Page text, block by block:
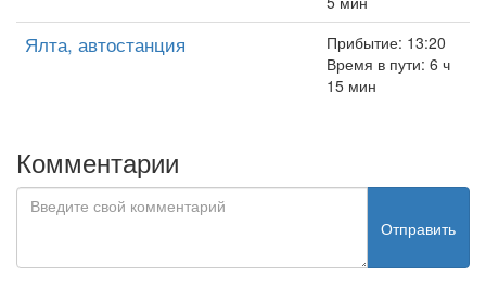
Ялта, автостанция
Прибытие: 13:20
Время в пути: 6 ч
15 мин
Комментарии
Отправить